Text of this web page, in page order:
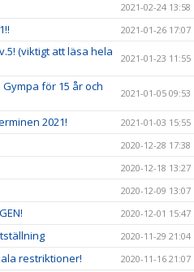
2021-02-24 13:58
2021-01-26 17:07
(viktigt att läsa hela
2021-01-23 11:55
för 15 år och
2021-01-05 09:53
2021! 2021-01-03 15:55
2020-12-28 17:38
2020-12-18 13:27
2020-12-09 13:07
2020-12-01 15:47
2020-11-29 21:04
restriktioner! 2020-11-16 21:07